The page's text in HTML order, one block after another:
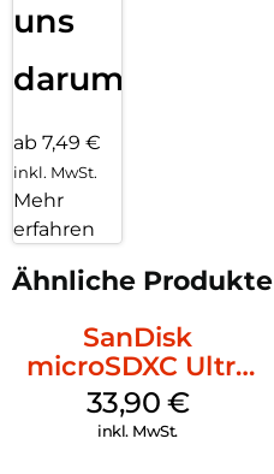
uns
darum!
ab 7,49 €
inkl. MwSt.
Mehr
erfahren
Ähnliche Produkte
SanDisk
microSDXC Ultra
128 GB + Adapter
Mobile
33,90 €
inkl. MwSt.